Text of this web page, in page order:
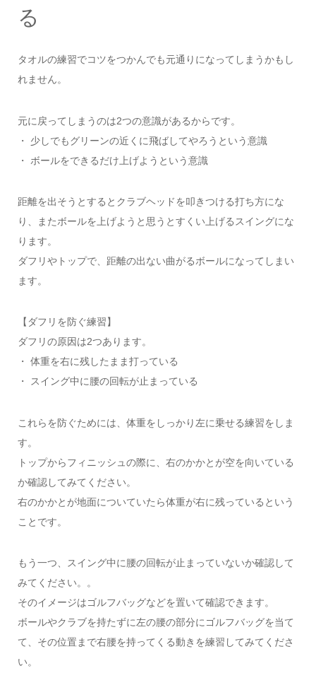
る
タオルの練習でコツをつかんでも元通りになってしまうかもし
れません。
元に戻ってしまうのは2つの意識があるからです。
・ 少しでもグリーンの近くに飛ばしてやろうという意識
・ ボールをできるだけ上げようという意識
距離を出そうとするとクラブヘッドを叩きつける打ち方にな
り、またボールを上げようと思うとすくい上げるスイングにな
ります。
ダフリやトップで、距離の出ない曲がるボールになってしまい
ます。
【ダフリを防ぐ練習】
ダフリの原因は2つあります。
・ 体重を右に残したまま打っている
・ スイング中に腰の回転が止まっている
これらを防ぐためには、体重をしっかり左に乗せる練習をしま
す。
トップからフィニッシュの際に、右のかかとが空を向いている
か確認してみてください。
右のかかとが地面についていたら体重が右に残っているという
ことです。
もう一つ、スイング中に腰の回転が止まっていないか確認して
みてください。。
そのイメージはゴルフバッグなどを置いて確認できます。
ボールやクラブを持たずに左の腰の部分にゴルフバッグを当て
て、その位置まで右腰を持ってくる動きを練習してみてくださ
い。